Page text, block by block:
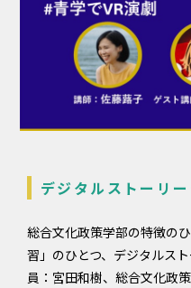
デジタルストーリ
総合文化政策学部の特徴の
習」のひとつ、デジタルス
員：宮田和樹、総合文化政